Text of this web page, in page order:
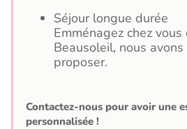
Séjour longue durée
Emménagez chez
Beausoleil, nous
proposer.
Contactez-nous pour avoir une
personnalisée !